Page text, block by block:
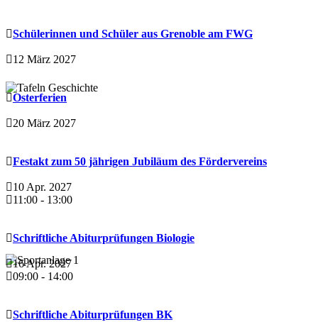
Schülerinnen und Schüler aus Grenoble am FWG
12 März 2027
Osterferien
20 März 2027
Festakt zum 50 jährigen Jubiläum des Fördervereins
10 Apr. 2027
11:00 - 13:00
Schriftliche Abiturprüfungen Biologie
16 Apr. 2027
09:00 - 14:00
Schriftliche Abiturprüfungen BK